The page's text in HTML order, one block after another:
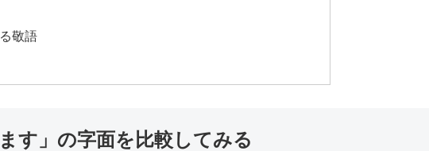
敬語
す」の字面を比較してみる